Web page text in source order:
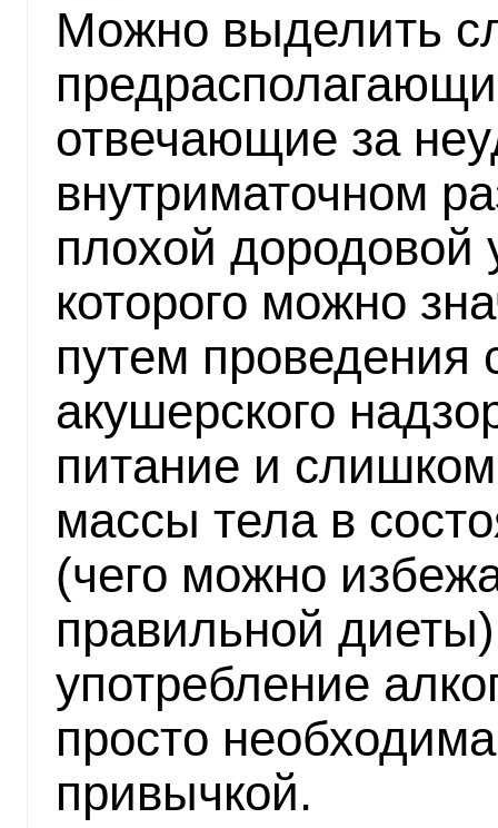
Можно выделить
отвечающие за
внутриматочном
плохой дородовой
которого можно
путем проведения
акушерского
питание и
массы тела в
(чего можно
правильной
употребление
просто
привычкой.